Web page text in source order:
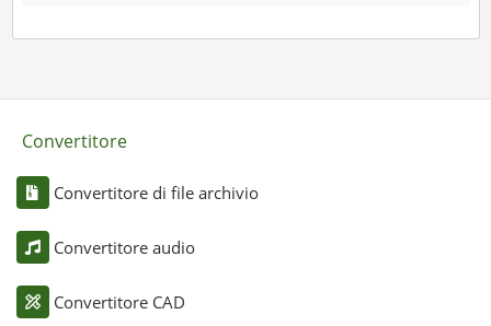
Convertitore
Convertitore di file archivio
Convertitore audio
Convertitore CAD